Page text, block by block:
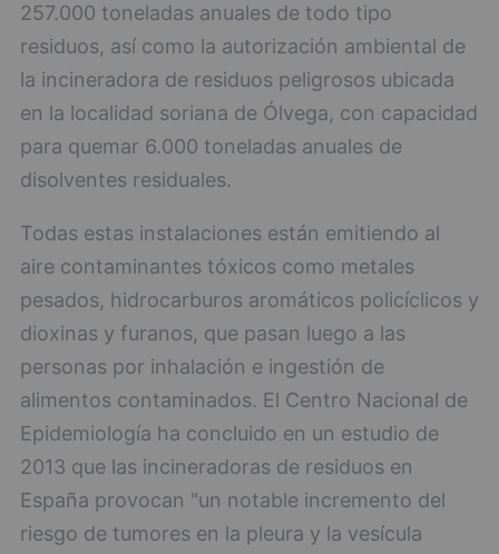
257.000 toneladas anuales de todo tipo
residuos, así como la autorización ambiental de
la incineradora de residuos peligrosos ubicada
en la localidad soriana de Ólvega, con capacidad
para quemar 6.000 toneladas anuales de
disolventes residuales.
Todas estas instalaciones están emitiendo al
aire contaminantes tóxicos como metales
pesados, hidrocarburos aromáticos policíclicos y
dioxinas y furanos, que pasan luego a las
personas por inhalación e ingestión de
alimentos contaminados. El Centro Nacional de
Epidemiología ha concluido en un estudio de
2013 que las incineradoras de residuos en
España provocan "un notable incremento del
riesgo de tumores en la pleura y la vesícula